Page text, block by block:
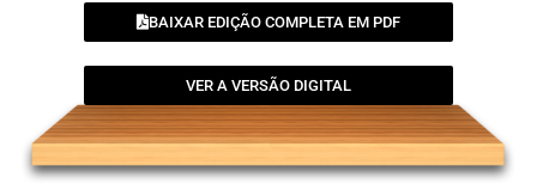
BAIXAR EDIÇÃO COMPLETA EM PDF
VER A VERSÃO DIGITAL